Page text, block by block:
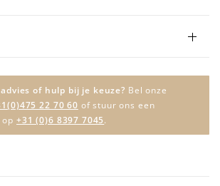
of hulp bij je keuze? Bel onze
22 70 60 of stuur ons een
+31 (0)6 8397 7045.